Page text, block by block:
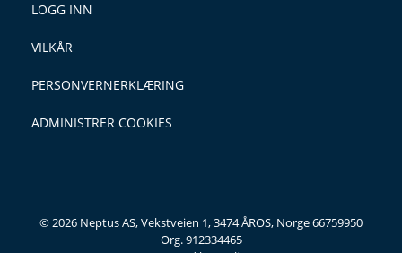
LOGG INN
VILKÅR
PERSONVERNERKLÆRING
ADMINISTRER COOKIES
© 2026 Neptus AS, Vekstveien 1, 3474 ÅROS, Norge 66759950
Org. 912334465